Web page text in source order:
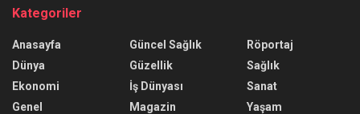
Kategoriler
Anasayfa
Dünya
Ekonomi
Genel
Güncel Sağlık
Güzellik
İş Dünyası
Magazin
Röportaj
Sağlık
Sanat
Yaşam